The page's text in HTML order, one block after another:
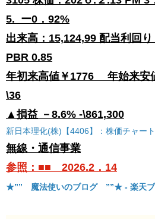
5. ー0．92%​
出来高：15,124,99 配当利回
PBR 0.85
年初来高値￥1776 年始来安
\36
​​​​​​​​​​​​​​​​​​▲​損益​ －8.6%​ -\861,300
新日本理化(株)【4406】：株価チャー
無線・通信事業
参照：■■ 2026.2．14
★”” 魔法使いのブログ ””★ - 楽天ブ